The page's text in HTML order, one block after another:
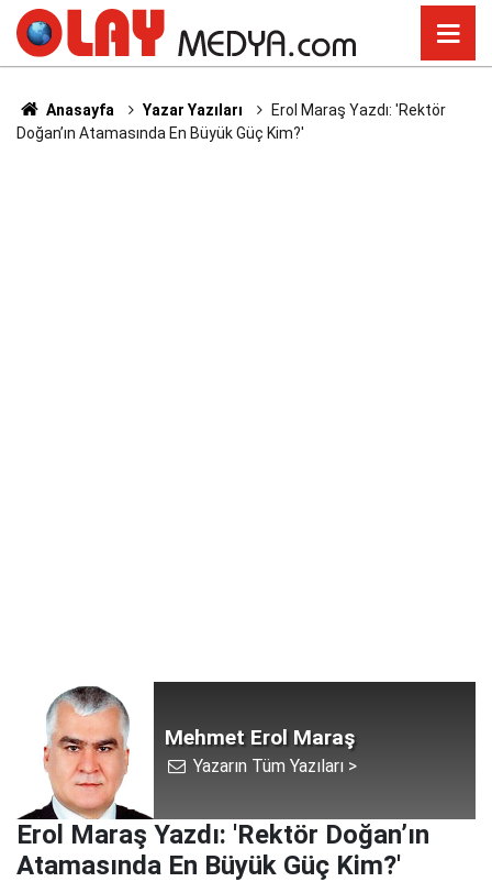
Anasayfa Yazar Yazıları
Erol Maraş Yazdı: 'Rektör
Doğan’ın Atamasında En Büyük Güç Kim?'
Mehmet Erol Maraş
Yazarın Tüm Yazıları >
Erol Maraş Yazdı: 'Rektör Doğan’ın
Atamasında En Büyük Güç Kim?'